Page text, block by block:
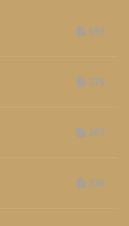
658
276
267
236